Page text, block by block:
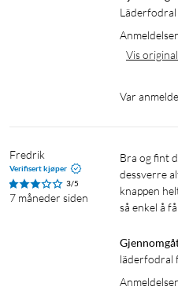
Vis original
Var
Fredrik
Verifisert kjøper
3/5
7 måneder siden
Bra og fint deksel, men kameraknappen er
dessverre
knappen
så enkel å
läderfodral